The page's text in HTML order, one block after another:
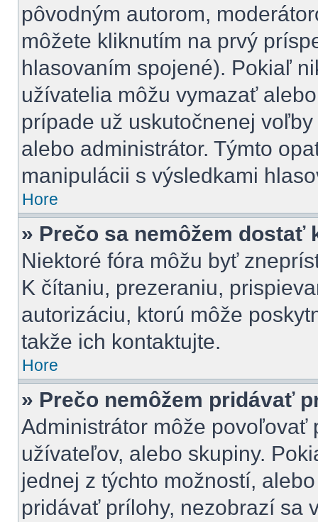
pôvodným autorom,
môžete kliknutím na prvý
hlasovaním spojené). Pokiaľ
užívatelia môžu vymazať
prípade už uskutočnenej
alebo administrátor. Týmto
manipulácii s výsledkami
Hore
» Prečo sa nemôžem dostať
Niektoré fóra môžu byť
K čítaniu, prezeraniu,
autorizáciu, ktorú môže
takže ich kontaktujte.
Hore
» Prečo nemôžem pridávať
Administrátor môže povoľovať
užívateľov, alebo skupiny.
jednej z týchto možností,
pridávať prílohy, nezobrazí sa